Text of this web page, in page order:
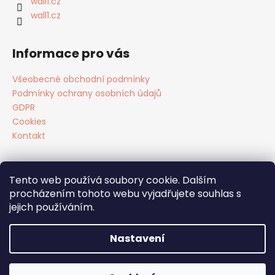
Tento web používá soubory cookie. Dalším
procházením tohoto webu vyjadřujete souhlas s
jejich používáním.
Nastavení
wall1.cz
Informace pro vás
Všeobecné obchodní podmínky
Podmínky ochrany osobních údajů
GDPR
Cookies
Kontakt
Facebook
Copyright 2026tapety WALL1. Všechna práva vyhrazena.